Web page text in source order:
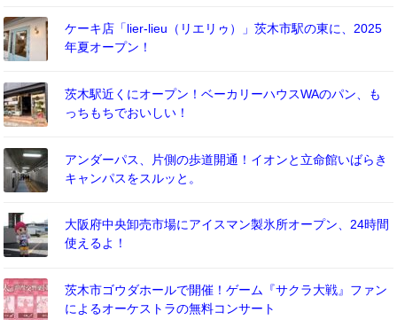
ケーキ店「lier-lieu（リエリゥ）」茨木市駅の東に、2025
年夏オープン！
茨木駅近くにオープン！ベーカリーハウスWAのパン、も
っちもちでおいしい！
アンダーパス、片側の歩道開通！イオンと立命館いばらき
キャンパスをスルッと。
大阪府中央卸売市場にアイスマン製氷所オープン、24時間
使えるよ！
茨木市ゴウダホールで開催！ゲーム『サクラ大戦』ファン
によるオーケストラの無料コンサート